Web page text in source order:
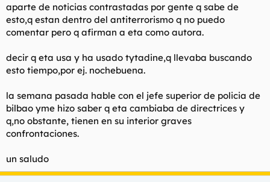
aparte de noticias contrastadas por gente q sabe de
esto,q estan dentro del antiterrorismo q no puedo
comentar pero q afirman a eta como autora.
decir q eta usa y ha usado tytadine,q llevaba buscando
esto tiempo,por ej. nochebuena.
la semana pasada hable con el jefe superior de policia de
bilbao yme hizo saber q eta cambiaba de directrices y
q,no obstante, tienen en su interior graves
confrontaciones.
un saludo